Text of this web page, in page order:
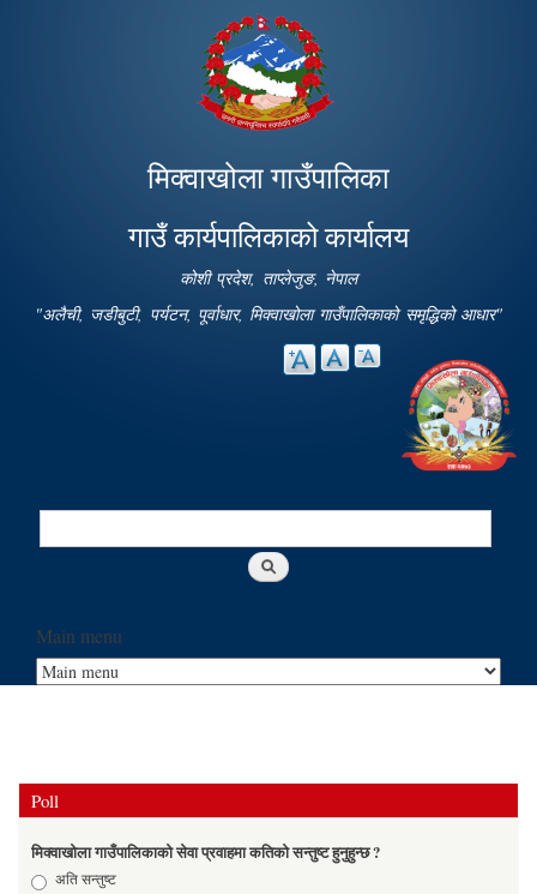
main
content
मिक्वाखोला गाउँपालिका
गाउँ कार्यपालिकाको कार्यालय
कोशी प्रदेश, ताप्लेजुङ, नेपाल
"अलैची, जडीबुटी, पर्यटन, पूर्वाधार, मिक्वाखोला गाउँपालिकाको समृद्धिको आधार"
Search
Main menu
Poll
मिक्वाखोला गाउँपालिकाको सेवा प्रवाहमा कतिको सन्तुष्ट हुनुहुन्छ ?
Choicesअति सन्तुष्ट